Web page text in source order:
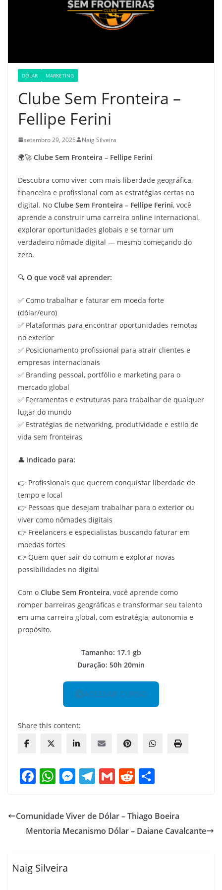
DÓLAR MARKETING
Clube Sem Fronteira –
Fellipe Ferini
setembro 29, 2025 Naig Silveira
🌍🚀 Clube Sem Fronteira – Fellipe Ferini
Descubra como viver com mais liberdade geográfica,
financeira e profissional com as estratégias certas no
digital. No Clube Sem Fronteira – Fellipe Ferini, você
aprende a construir uma carreira online internacional,
explorar oportunidades globais e se tornar um
verdadeiro nômade digital — mesmo começando do
zero.
🔍 O que você vai aprender:
✅ Como trabalhar e faturar em moeda forte
(dólar/euro)
✅ Plataformas para encontrar oportunidades remotas
no exterior
✅ Posicionamento profissional para atrair clientes e
empresas internacionais
✅ Branding pessoal, portfólio e marketing para o
mercado global
✅ Ferramentas e estruturas para trabalhar de qualquer
lugar do mundo
✅ Estratégias de networking, produtividade e estilo de
vida sem fronteiras
👤 Indicado para:
👉 Profissionais que querem conquistar liberdade de
tempo e local
👉 Pessoas que desejam trabalhar para o exterior ou
viver como nômades digitais
👉 Freelancers e especialistas buscando faturar em
moedas fortes
👉 Quem quer sair do comum e explorar novas
possibilidades no digital
Com o Clube Sem Fronteira, você aprende como
romper barreiras geográficas e transformar seu talento
em uma carreira global, com estratégia, autonomia e
propósito.
Tamanho: 17.1 gb
Duração: 50h 20min
ACESSAR CURSO
Share this content:
F
e
b
o
W
at
s
A
p
M
e
n
T
e
gr
a
G
ai
l
R
d
di
t
ar
e
Comunidade Viver de Dólar – Thiago Boeira
Mentoria Mecanismo Dólar – Daiane Cavalcante
Naig Silveira